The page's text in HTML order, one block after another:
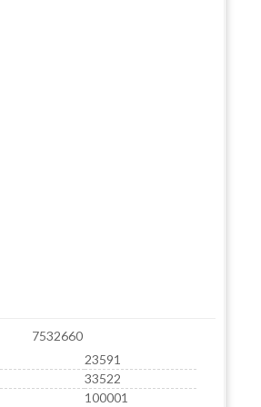
7532660
23591
33522
100001